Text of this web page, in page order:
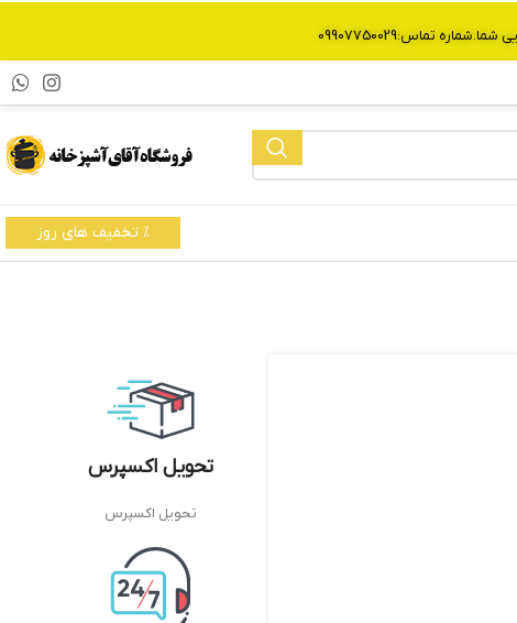
% تخفیف های روز
تحویل اکسپرس
تحویل اکسپرس